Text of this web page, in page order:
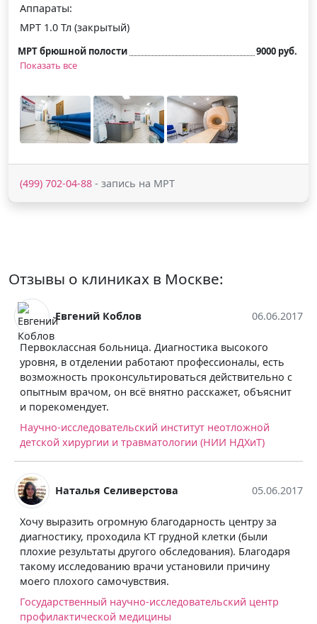
Аппараты:
МРТ 1.0 Тл (закрытый)
МРТ брюшной полости
9000 руб.
Показать все
(499) 702-04-88 - запись на МРТ
Отзывы о клиниках в Москве:
Евгений Коблов 06.06.2017
Первоклассная больница. Диагностика высокого
уровня, в отделении работают профессионалы, есть
возможность проконсультироваться действительно с
опытным врачом, он всё внятно расскажет, объяснит
и порекомендует.
Научно-исследовательский институт неотложной
детской хирургии и травматологии (НИИ НДХиТ)
Наталья Селиверстова 05.06.2017
Хочу выразить огромную благодарность центру за
диагностику, проходила КТ грудной клетки (были
плохие результаты другого обследования). Благодаря
такому исследованию врачи установили причину
моего плохого самочувствия.
Государственный научно-исследовательский центр
профилактической медицины